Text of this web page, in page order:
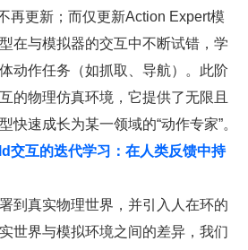
再更新；而仅更新Action Expert模
在与模拟器的交互中不断试错，学
动作任务（如抓取、导航）。此阶
的物理仿真环境，它提供了无限且
快速成长为某一领域的“动作专家”。
交互的迭代学习：在人类反馈中持
到真实物理世界，并引入人在环的
世界与模拟环境之间的差异，我们